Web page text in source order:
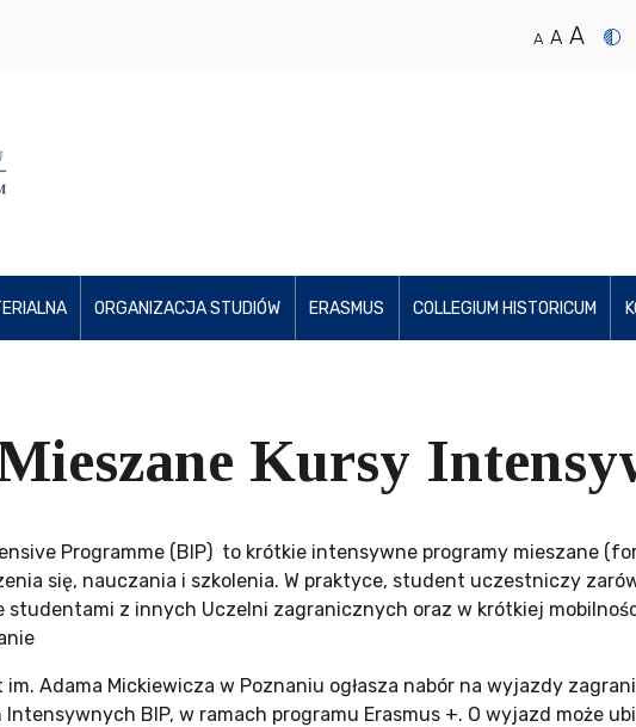
A A A
ORGANIZACJA STUDIÓW ERASMUS COLLEGIUM HISTORICUM
Kursy
Programme (BIP) to krótkie intensywne programy mieszane
się, nauczania i szkolenia. W praktyce, student uczestniczy
studentami z innych Uczelni zagranicznych oraz w krótkiej
Adama Mickiewicza w Poznaniu ogłasza nabór na wyjazdy
Intensywnych BIP, w ramach programu Erasmus +. O wyjazd może